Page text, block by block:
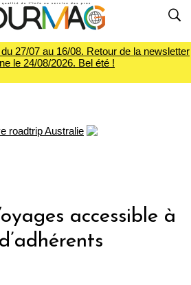
27/07 au 16/08. Retour de la newsletter
le 24/08/2026. Bel été !
accessible à